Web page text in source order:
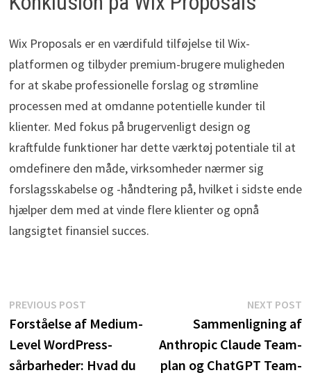
Wix Proposals er en værdifuld tilføjelse til Wix-
platformen og tilbyder premium-brugere muligheden
for at skabe professionelle forslag og strømline
processen med at omdanne potentielle kunder til
klienter. Med fokus på brugervenligt design og
kraftfulde funktioner har dette værktøj potentiale til at
omdefinere den måde, virksomheder nærmer sig
forslagsskabelse og -håndtering på, hvilket i sidste ende
hjælper dem med at vinde flere klienter og opnå
langsigtet finansiel succes.
Indlægsnavigation
PREVIOUS POSTPrevious
post:
Forståelse af Medium-
Level WordPress-
sårbarheder: Hvad du
NEXT POST
Sammenligning af
Anthropic Claude Team-
plan og ChatGPT Team-